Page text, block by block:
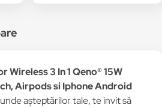
Wireless 3 In 1 Qeno® 15W
Airpods si Iphone Android
așteptărilor tale, te invit să